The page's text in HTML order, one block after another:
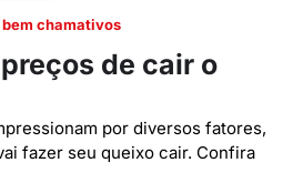
chamativos
de cair o
por diversos fatores,
fazer seu queixo cair. Confira